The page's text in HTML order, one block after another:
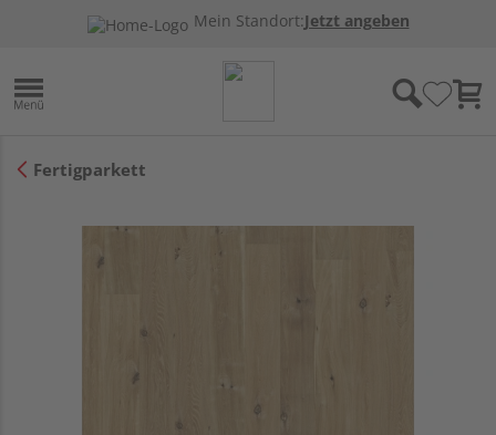
Mein Standort:Jetzt angeben
Fertigparkett